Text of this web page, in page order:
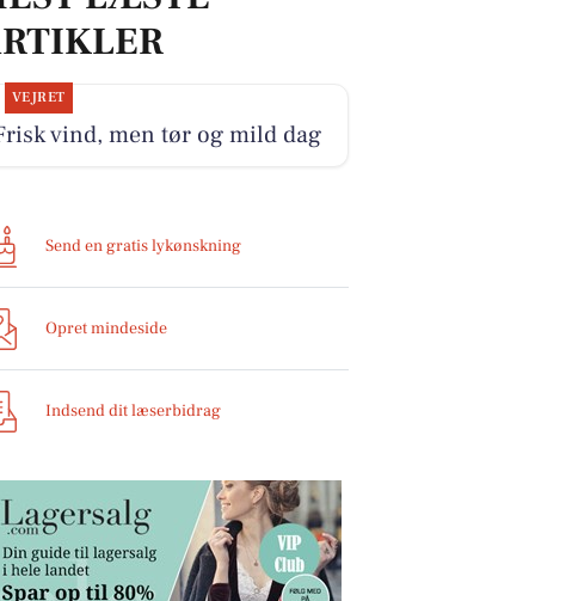
VEJRET
vind, men tør og mild dag
Send en gratis lykønskning
Opret mindeside
Indsend dit læserbidrag